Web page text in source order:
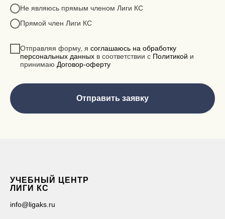
Не являюсь прямым членом Лиги КС
Прямой член Лиги КС
Отправляя форму, я соглашаюсь на обработку
персональных данных в соответствии с Политикой и
принимаю Договор-оферту
Отправить заявку
УЧЕБНЫЙ ЦЕНТР
ЛИГИ КС
info@ligaks.ru